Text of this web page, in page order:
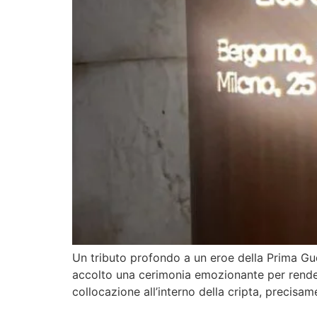
Un tributo profondo a un eroe della Prima
accolto una cerimonia emozionante per
collocazione all’interno della cripta,